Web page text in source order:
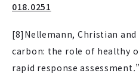
018.0251
[8]Nellemann, Christian and
carbon: the role of healthy
rapid response assessment.”